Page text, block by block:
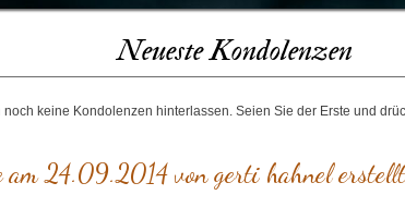
Neueste Kondolenzen
noch keine Kondolenzen hinterlassen. Seien Sie der Erste und
am 24.09.2014 von gerti hahnel